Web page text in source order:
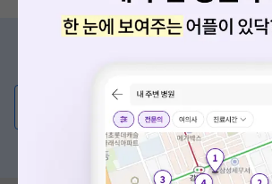
💬 무엇이든 물어보세요
혹은, 의료상담 서비스에 다양한 게시